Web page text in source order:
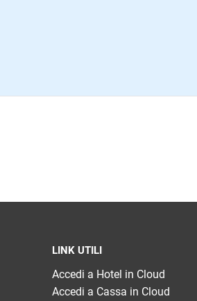
LINK UTILI
Accedi a Hotel in Cloud
Accedi a Cassa in Cloud